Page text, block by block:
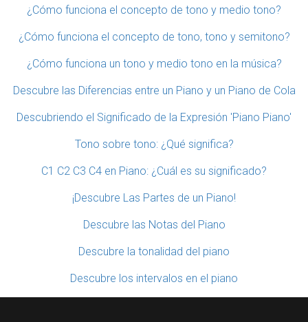
¿Cómo funciona el concepto de tono y medio tono?
¿Cómo funciona el concepto de tono, tono y semitono?
¿Cómo funciona un tono y medio tono en la música?
Descubre las Diferencias entre un Piano y un Piano de Cola
Descubriendo el Significado de la Expresión 'Piano Piano'
Tono sobre tono: ¿Qué significa?
C1 C2 C3 C4 en Piano: ¿Cuál es su significado?
¡Descubre Las Partes de un Piano!
Descubre las Notas del Piano
Descubre la tonalidad del piano
Descubre los intervalos en el piano